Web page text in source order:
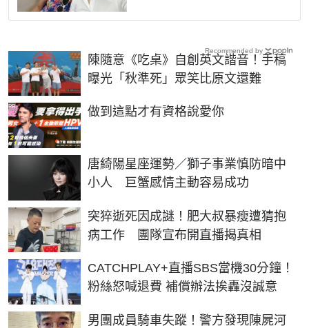
陳隨意《吃桌》自創英文諧音！手稿
曝光「秋準死」眾笑比原文還難
做到這點才有資格說愛你
PR
唐綺陽星座運勢／獅子事業慎防暗中
小人 巨蟹感情主動容易成功
突猝逝死因成謎！肥大叔暴瘦遭猜抱
病工作 團隊宣布開直播揭真相
CATCHPLAY+直播SBS當機30分鐘！
粉絲怒喊退費 補償辦法挨轟沒誠意
男團成員騎車失蹤！警方發現陳屍河
Recommended by